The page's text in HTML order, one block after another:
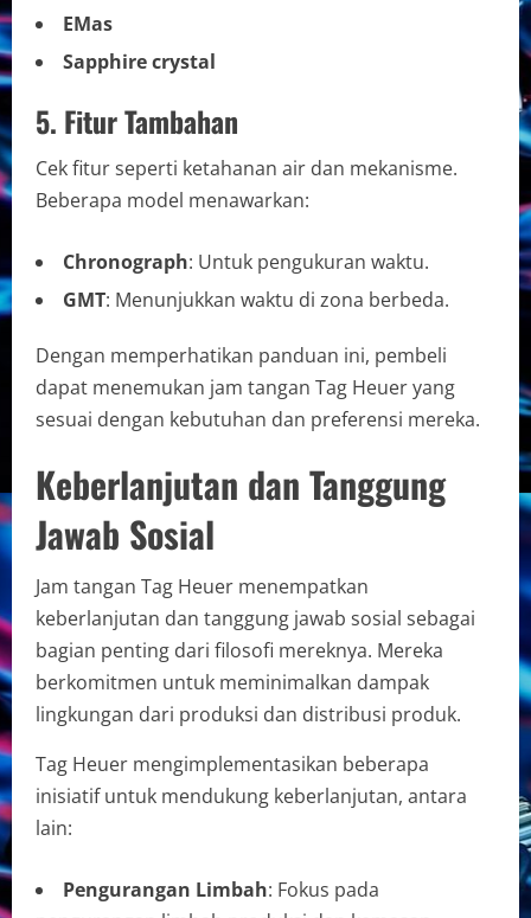
EMas
Sapphire crystal
5. Fitur Tambahan
Cek fitur seperti ketahanan air dan mekanisme.
Beberapa model menawarkan:
Chronograph: Untuk pengukuran waktu.
GMT: Menunjukkan waktu di zona berbeda.
Dengan memperhatikan panduan ini, pembeli
dapat menemukan jam tangan Tag Heuer yang
sesuai dengan kebutuhan dan preferensi mereka.
Keberlanjutan dan Tanggung
Jawab Sosial
Jam tangan Tag Heuer menempatkan
keberlanjutan dan tanggung jawab sosial sebagai
bagian penting dari filosofi mereknya. Mereka
berkomitmen untuk meminimalkan dampak
lingkungan dari produksi dan distribusi produk.
Tag Heuer mengimplementasikan beberapa
inisiatif untuk mendukung keberlanjutan, antara
lain:
Pengurangan Limbah: Fokus pada